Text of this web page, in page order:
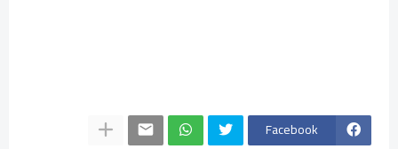
Facebook